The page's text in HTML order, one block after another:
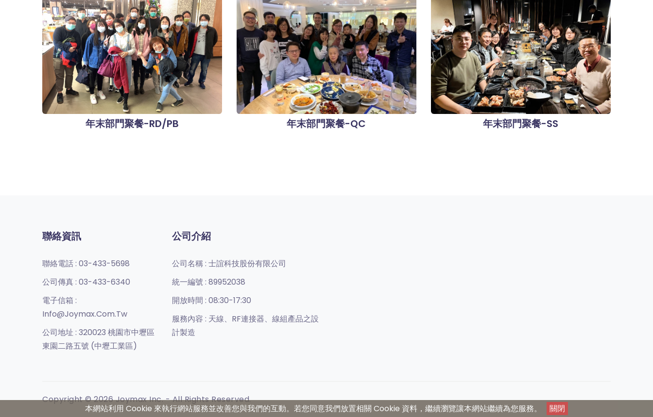
年末部門聚餐-RD/PB 年末部門聚餐-QC 年末部門聚餐-SS
聯絡資訊
聯絡電話 : 03-433-5698
公司傳真 : 03-433-6340
電子信箱 :
Info@joymax.com.tw
公司地址 : 320023 桃園市中壢區
東園二路五號 (中壢工業區)
公司介紹
公司名稱 : 士誼科技股份有限公司
統一編號 : 89952038
開放時間 : 08:30-17:30
服務內容 : 天線、RF連接器、線組產品之設
計製造
Copyright © 2026 Joymax Inc. - All Rights Reserved.
本網站利用 Cookie 來執行網站服務並改善您與我們的互動。若您同意我們放置相關 Cookie 資料，繼續瀏覽讓本網站繼續為您服務。